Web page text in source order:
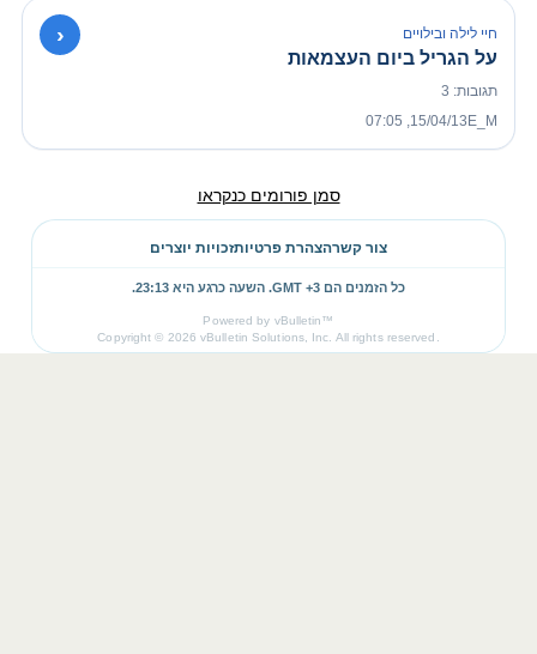
› חיי לילה ובילויים
על הגריל ביום העצמאות
תגובות: 3
E_M
15/04/13, 07:05
סמן פורומים כנקראו
צור קשרהצהרת פרטיותזכויות יוצרים
כל הזמנים הם GMT +3. השעה כרגע היא 23:13
.
Powered by vBulletin™
Copyright © 2026 vBulletin Solutions, Inc. All rights reserved.